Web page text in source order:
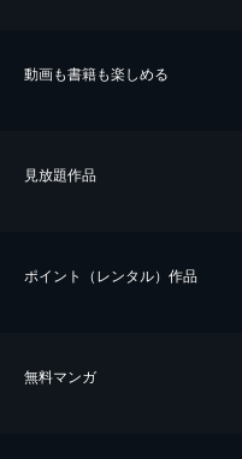
動画も書籍も楽しめる
⾒放題作品
ポイント（レンタル）作品
無料マンガ